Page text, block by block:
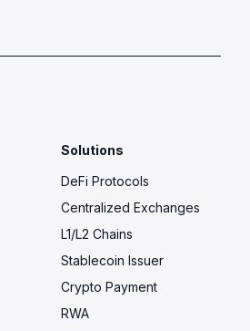
Solutions
DeFi Protocols
Centralized Exchanges
L1/L2 Chains
Stablecoin Issuer
Crypto Payment
RWA